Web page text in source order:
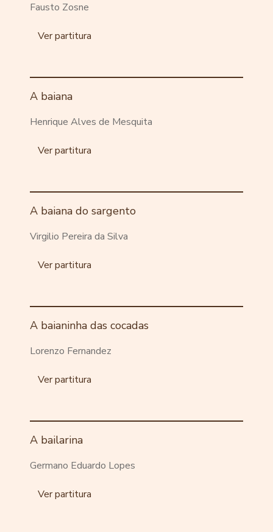
Fausto Zosne
Ver partitura
A baiana
Henrique Alves de Mesquita
Ver partitura
A baiana do sargento
Virgilio Pereira da Silva
Ver partitura
A baianinha das cocadas
Lorenzo Fernandez
Ver partitura
A bailarina
Germano Eduardo Lopes
Ver partitura